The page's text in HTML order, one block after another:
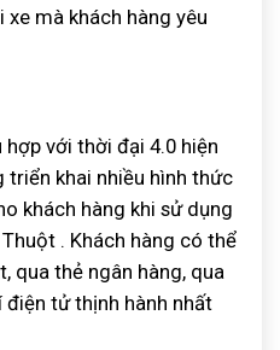
mà khách hàng yêu
với thời đại 4.0 hiện
khai nhiều hình thức
khách hàng khi sử dụng
. Khách hàng có thể
qua thẻ ngân hàng, qua
tử thịnh hành nhất